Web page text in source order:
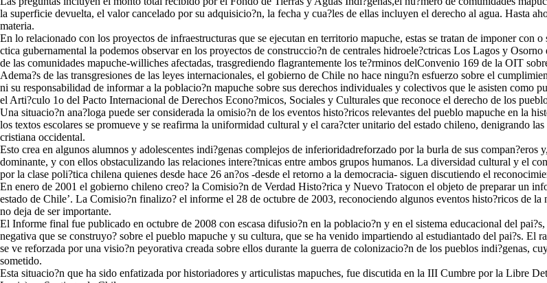
la superficie devuelta, el valor cancelado por su adquisicio?n, la fecha y cua?les de ellas incluyen el derecho al agua. Hasta
materia.
En lo relacionado con los proyectos de infraestructuras que se ejecutan en territorio mapuche, estas se tratan de imponer
ctica gubernamental la podemos observar en los proyectos de construccio?n de centrales hidroele?ctricas Los Lagos y
de las comunidades mapuche-williches afectadas, trasgrediendo flagrantemente los te?rminos delConvenio 169 de la OIT
Adema?s de las transgresiones de las leyes internacionales, el gobierno de Chile no hace ningu?n esfuerzo sobre el
ni su responsabilidad de informar a la poblacio?n mapuche sobre sus derechos individuales y colectivos que le asisten
el Arti?culo 1o del Pacto Internacional de Derechos Econo?micos, Sociales y Culturales que reconoce el derecho de los
Una situacio?n ana?loga puede ser considerada la omisio?n de los eventos histo?ricos relevantes del pueblo mapuche en la
los textos escolares se promueve y se reafirma la uniformidad cultural y el cara?cter unitario del estado chileno, denigrando
cristiana occidental.
Esto crea en algunos alumnos y adolescentes indi?genas complejos de inferioridadreforzado por la burla de sus
dominante, y con ellos obstaculizando las relaciones intere?tnicas entre ambos grupos humanos. La diversidad cultural y el
por la clase poli?tica chilena quienes desde hace 26 an?os -desde el retorno a la democracia- siguen discutiendo el
En enero de 2001 el gobierno chileno creo? la Comisio?n de Verdad Histo?rica y Nuevo Tratocon el objeto de preparar un
estado de Chile’. La Comisio?n finalizo? el informe el 28 de octubre de 2003, reconociendo algunos eventos histo?ricos de
no deja de ser importante.
El Informe final fue publicado en octubre de 2008 con escasa difusio?n en la poblacio?n y en el sistema educacional del
negativa que se construyo? sobre el pueblo mapuche y su cultura, que se ha venido impartiendo al estudiantado del pai?s.
se ve reforzada por una visio?n peyorativa creada sobre ellos durante la guerra de colonizacio?n de los pueblos indi?genas,
sometido.
Esta situacio?n que ha sido enfatizada por historiadores y articulistas mapuches, fue discutida en la III Cumbre por la Libre